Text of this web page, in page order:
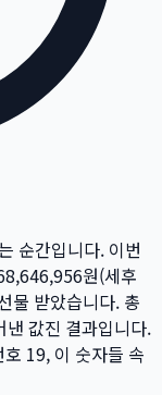
순간입니다. 이번
원(세후
물 받았습니다. 총
낸 값진 결과입니다.
호 19, 이 숫자들 속